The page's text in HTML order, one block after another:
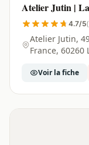
Atelier Jutin |
4.7/5
Atelier Jutin,
France, 60260
Voir la fiche